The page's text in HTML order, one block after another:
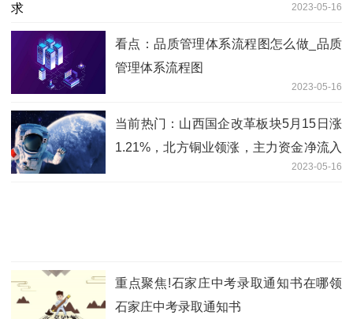
2023-05-16
看点：品质管理体系流程图怎么做_品质
管理体系流程图
2023-05-16
当前热门：山西国企改革板块5月15日涨
1.21%，北方铜业领涨，主力资金净流入
2023-05-16
重点聚焦!石家庄中考录取通知书在哪领
石家庄中考录取通知书